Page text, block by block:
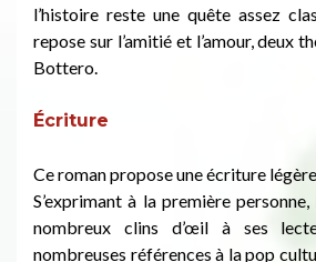
l’histoire reste une quête assez
repose sur l’amitié et l’amour, deux
Bottero.
Écriture
Ce roman propose une écriture
S’exprimant à la première
nombreux clins d’œil à ses
nombreuses références à la pop